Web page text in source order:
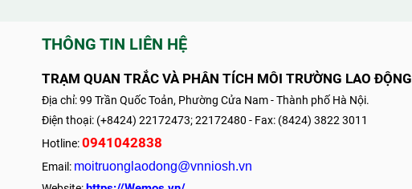
THÔNG TIN LIÊN HỆ
TRẠM QUAN TRẮC VÀ PHÂN TÍCH MÔI TRƯỜNG LAO ĐỘNG
Địa chỉ: 99 Trần Quốc Toản, Phường Cửa Nam - Thành phố Hà Nội.
Điện thoại: (+8424) 22172473; 22172480 - Fax: (8424) 3822 3011
Hotline:0941042838
Email: moitruonglaodong@vnniosh.vn